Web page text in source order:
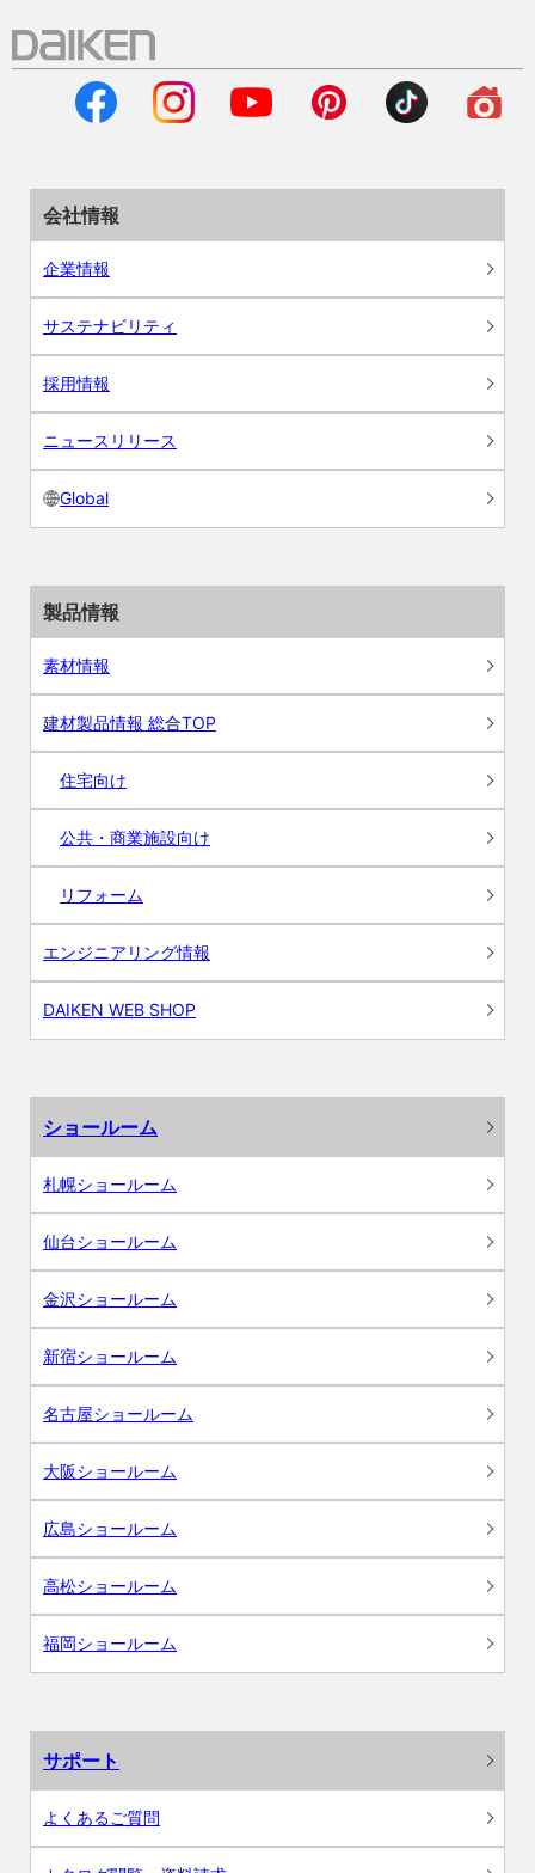
会社情報
企業情報
サステナビリティ
採用情報
ニュースリリース
Global
製品情報
素材情報
建材製品情報 総合TOP
住宅向け
公共・商業施設向け
リフォーム
エンジニアリング情報
DAIKEN WEB SHOP
ショールーム
札幌ショールーム
仙台ショールーム
金沢ショールーム
新宿ショールーム
名古屋ショールーム
大阪ショールーム
広島ショールーム
高松ショールーム
福岡ショールーム
サポート
よくあるご質問